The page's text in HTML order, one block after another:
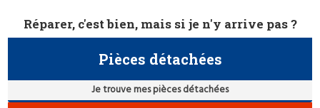
Réparer, c'est bien, mais si je n'y arrive pas ?
Pièces détachées
Je trouve mes pièces détachées